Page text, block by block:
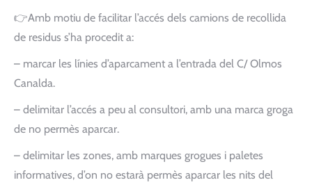
👉Amb motiu de facilitar l’accés dels camions de recollida
de residus s’ha procedit a:
– marcar les línies d’aparcament a l’entrada del C/ Olmos
Canalda.
– delimitar l’accés a peu al consultori, amb una marca groga
de no permès aparcar.
– delimitar les zones, amb marques grogues i paletes
informatives, d’on no estarà permès aparcar les nits del